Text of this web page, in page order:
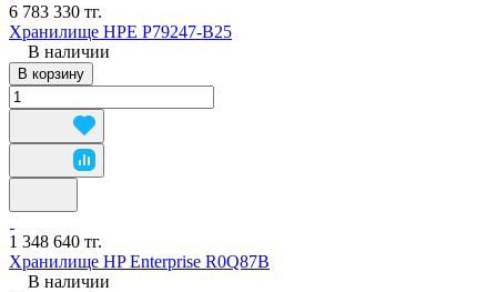
6 783 330 тг.
Хранилище HPE P79247-B25
В наличии
В корзину
1 348 640 тг.
Хранилище HP Enterprise R0Q87B
В наличии